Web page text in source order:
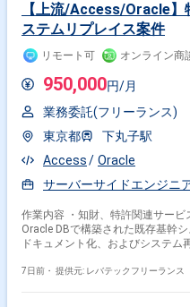
【上流/Access/Oracle
ステムリプレイス案件
リモート可 オンライン商
950,000円/月
業務委託(フリーランス)
東京都
下丸子駅
Access
Oracle
サーバーサイドエンジニ
作業内容 ・知財、特許関連サー
Oracle DBで構築された既存基幹
ドキュメント化、およびシステム
Oracle DBで構築された既存基幹
7日前・ 提供元: レバテックフリーランス